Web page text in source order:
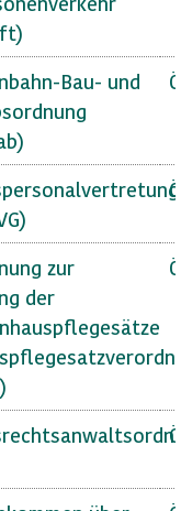
Bau- und
zur
der